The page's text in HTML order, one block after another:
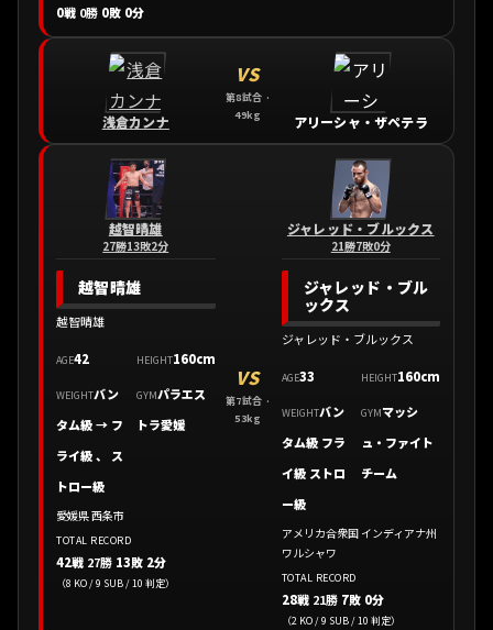
0戦 0勝 0敗 0分
浅倉カンナ
VS
第8試合 ·
49kg
アリーシャ・ザペテラ
越智晴雄
27勝13敗2分
越智晴雄
越智晴雄
AGE42 HEIGHT160cm
WEIGHTバン
タム級 → フ
ライ級 、 ス
トロー級
GYMパラエス
トラ愛媛
愛媛県 西条市
TOTAL RECORD
42戦 27勝 13敗 2分
（8 KO / 9 SUB / 10 判定）
VS
第7試合 ·
53kg
ジャレッド・ブルックス
21勝7敗0分
ジャレッド・ブル
ックス
ジャレッド・ブルックス
AGE33 HEIGHT160cm
WEIGHTバン
タム級 フラ
イ級 ストロ
ー級
GYMマッシ
ュ・ファイト
チーム
アメリカ合衆国 インディアナ州
ワルシャワ
TOTAL RECORD
28戦 21勝7敗 0分
（2 KO / 9 SUB / 10 判定）